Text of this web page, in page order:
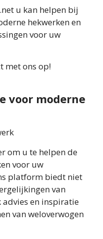
u kan helpen bij
hekwerken en
voor uw
met ons op!
voor moderne
om u te helpen de
voor uw
platform biedt niet
van
en inspiratie
van weloverwogen